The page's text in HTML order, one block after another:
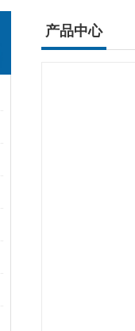
产品中心